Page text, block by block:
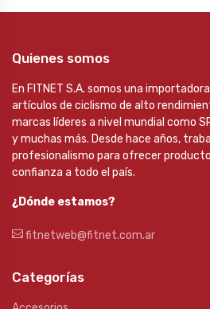
Quienes somos
En FITNET S.A. somos una
artículos de ciclismo de alto
marcas líderes a nivel mundial como
y muchas más. Desde hace años,
profesionalismo para ofrecer
confianza a todo el país.
¿Dónde estamos?
fitnetweb@fitnet.com.ar
Categorías